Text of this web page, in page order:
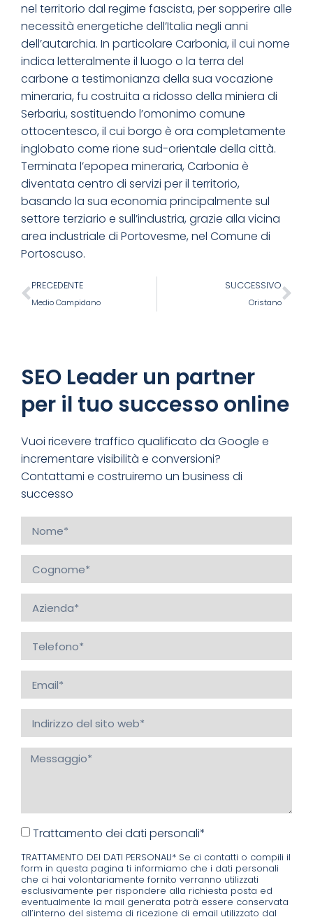
nel territorio dal regime fascista, per sopperire alle
necessità energetiche dell’Italia negli anni
dell’autarchia. In particolare Carbonia, il cui nome
indica letteralmente il luogo o la terra del
carbone a testimonianza della sua vocazione
mineraria, fu costruita a ridosso della miniera di
Serbariu, sostituendo l’omonimo comune
ottocentesco, il cui borgo è ora completamente
inglobato come rione sud-orientale della città.
Terminata l’epopea mineraria, Carbonia è
diventata centro di servizi per il territorio,
basando la sua economia principalmente sul
settore terziario e sull’industria, grazie alla vicina
area industriale di Portovesme, nel Comune di
Portoscuso.
PRECEDENTE
Medio Campidano
SUCCESSIVO
Oristano
SEO Leader un partner
per il tuo successo online
Vuoi ricevere traffico qualificato da Google e
incrementare visibilità e conversioni?
Contattami e costruiremo un business di
successo
Trattamento dei dati personali*
TRATTAMENTO DEI DATI PERSONALI* Se ci contatti o compili il
form in questa pagina ti informiamo che i dati personali
che ci hai volontariamente fornito verranno utilizzati
esclusivamente per rispondere alla richiesta posta ed
eventualmente la mail generata potrà essere conservata
all’interno del sistema di ricezione di email utilizzato dal